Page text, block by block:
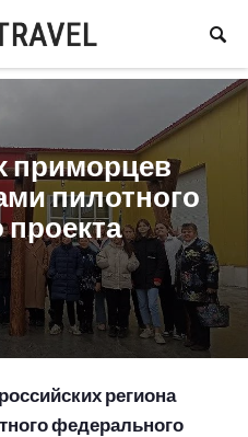
приморцев
пилотного
проекта
региона
федерального